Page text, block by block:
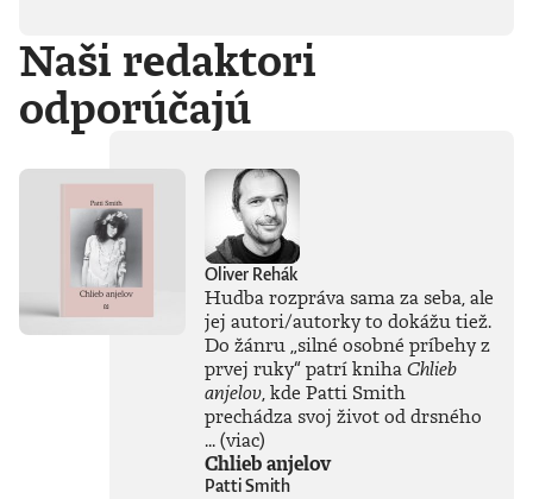
psychické diagnózy,
lásku, násilie,
rómstvo, working
class, anarchizmus,
okultizmus,
fašizmus, revolúciu,
imagináciu, Garáže,
gitaru, klavír,
mamu, otca aj
brata.Štyri
medzihry vo forme
posluchových
jukeboxov testujú
Denisov hudobný
rozhľad. Body
pozbiera takmer za
všetko.Za rozhovor
s Denisom Bangom
o Beatles, ktorý je
Naši redaktori
odporúčajú
Oliver Rehák
Hudba rozpráva sama za seba, ale
jej autori/autorky to dokážu tiež.
Do žánru „silné osobné príbehy z
prvej ruky“patrí knihaChlieb
anjelov, kde Patti Smith
prechádza svoj život od drsného
...(viac)
Chlieb anjelov
Patti Smith